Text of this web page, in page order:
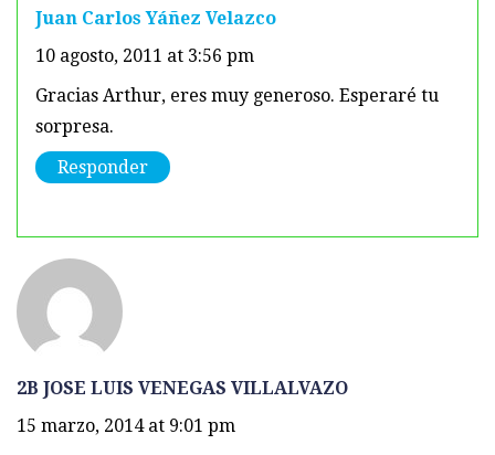
Juan Carlos Yáñez Velazco
10 agosto, 2011 at 3:56 pm
Gracias Arthur, eres muy generoso. Esperaré tu
sorpresa.
Responder
2B JOSE LUIS VENEGAS VILLALVAZO
15 marzo, 2014 at 9:01 pm